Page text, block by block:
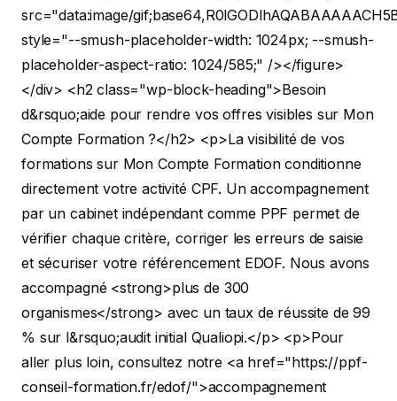
src="data:image/
style="--smush-placeholder-width: 1024px; --smush-
placeholder-aspect-ratio: 1024/585;" /></figure>
</div> <h2 class="wp-block-heading">Besoin
d&rsquo;aide pour rendre vos offres visibles sur Mon
Compte Formation ?</h2> <p>La visibilité de vos
formations sur Mon Compte Formation conditionne
directement votre activité CPF. Un accompagnement
par un cabinet indépendant comme PPF permet de
vérifier chaque critère, corriger les erreurs de saisie
et sécuriser votre référencement EDOF. Nous avons
accompagné <strong>plus de 300
organismes</strong> avec un taux de réussite de 99
% sur l&rsquo;audit initial Qualiopi.</p> <p>Pour
aller plus loin, consultez notre <a href="https://ppf-
conseil-formation.fr/edof/">accompagnement